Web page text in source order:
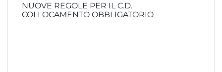
NUOVE REGOLE PER IL C.D.
COLLOCAMENTO OBBLIGATORIO